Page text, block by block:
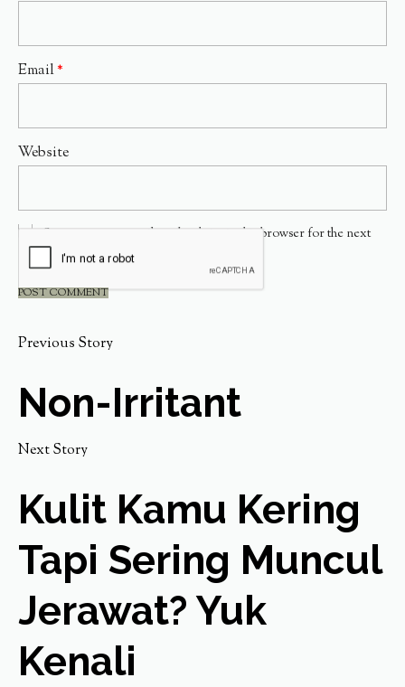
Email*
Website
Save my name, email, and website in this browser for the next
time I comment.
Previous Story
Non-Irritant
Next Story
Kulit Kamu Kering
Tapi Sering Muncul
Jerawat? Yuk
Kenali